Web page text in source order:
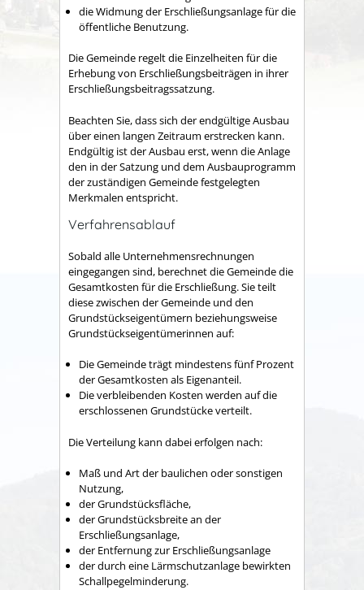
die Widmung der Erschließungsanlage für die
öffentliche Benutzung.
Die Gemeinde regelt die Einzelheiten für die
Erhebung von Erschließungsbeiträgen in ihrer
Erschließungsbeitragssatzung.
Beachten Sie, dass sich der endgültige Ausbau
über einen langen Zeitraum erstrecken kann.
Endgültig ist der Ausbau erst, wenn die Anlage
den in der Satzung und dem Ausbauprogramm
der zuständigen Gemeinde festgelegten
Merkmalen entspricht.
Verfahrensablauf
Sobald alle Unternehmensrechnungen
eingegangen sind, berechnet die Gemeinde die
Gesamtkosten für die Erschließung. Sie teilt
diese zwischen der Gemeinde und den
Grundstückseigentümern beziehungsweise
Grundstückseigentümerinnen auf:
Die Gemeinde trägt mindestens fünf Prozent
der Gesamtkosten als Eigenanteil.
Die verbleibenden Kosten werden auf die
erschlossenen Grundstücke verteilt.
Die Verteilung kann dabei erfolgen nach:
Maß und Art der baulichen oder sonstigen
Nutzung,
der Grundstücksfläche,
der Grundstücksbreite an der
Erschließungsanlage,
der Entfernung zur Erschließungsanlage
der durch eine Lärmschutzanlage bewirkten
Schallpegelminderung.